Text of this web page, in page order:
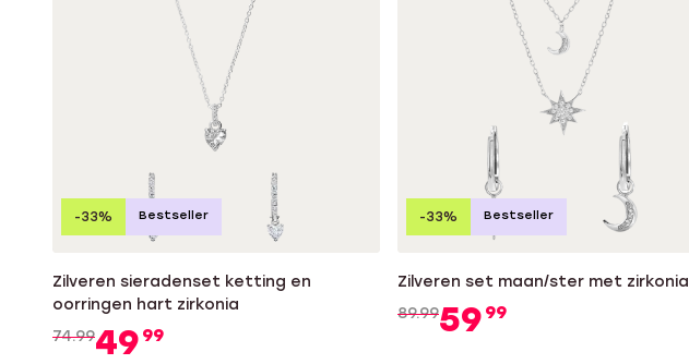
Zilveren sieradenset ketting en
oorringen hart zirkonia
74.9949 99
-33% Bestseller
Zilveren set maan/ster met zirkonia
89.9959 99
-33% Bestseller